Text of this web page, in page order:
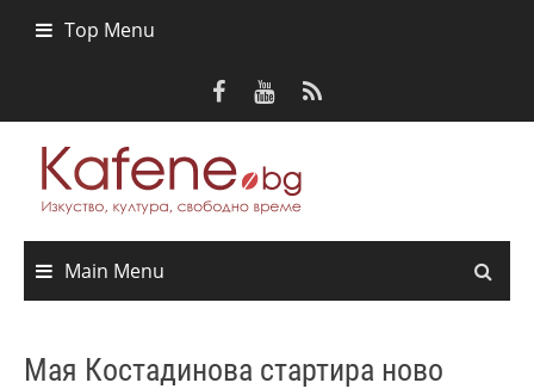
Top Menu
Main Menu
Мая Костадинова стартира ново